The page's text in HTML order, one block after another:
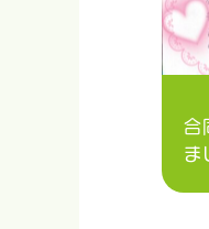
合
ま